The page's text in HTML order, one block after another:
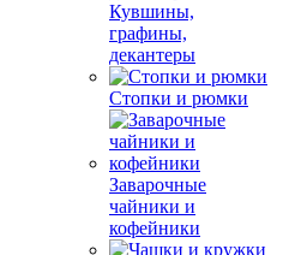
Кувшины,
графины,
декантеры
Стопки и рюмки
Заварочные
чайники и
кофейники